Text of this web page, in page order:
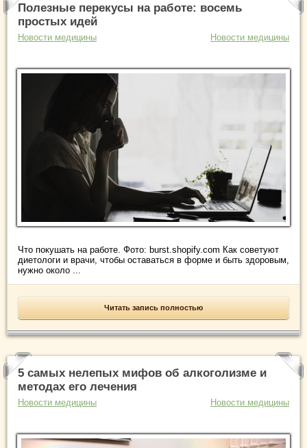
Полезные перекусы на работе: восемь
простых идей
Новости медицины Новости медицины
Что покушать на работе. Фото: burst.shopify.com Как советуют
диетологи и врачи, чтобы оставаться в форме и быть здоровым,
нужно около ...
Читать запись полностью
5 самых нелепых мифов об алкоголизме и
методах его лечения
Новости медицины Новости медицины